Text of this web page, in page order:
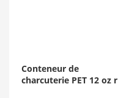
Conteneur de
charcuterie PET 12 oz r